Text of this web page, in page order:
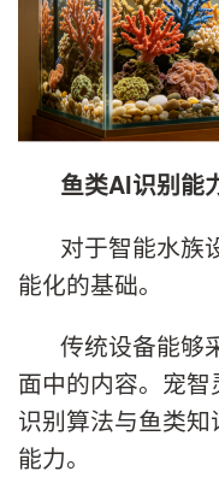
鱼类AI识别能
对于智能水族
能化的基础。
传统设备能够
面中的内容。宠
识别算法与鱼类知
能力。